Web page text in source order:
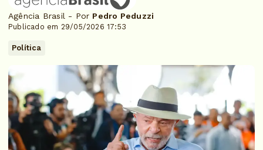
Agência Brasil - Por Pedro Peduzzi
Publicado em 29/05/2026 17:53
Política